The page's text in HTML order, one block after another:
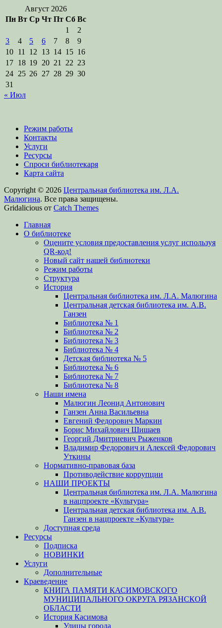
Август 2026
Пн Вт Ср Чт Пт Сб Вс
1
2
3
4 5 6 7 8
9
10 11 12 13 14 15 16
17 18 19 20 21 22 23
24 25 26 27 28 29 30
31
« Июл
Режим работы
Контакты
Услуги
Ресурсы
Спроси библиотекаря
Карта сайта
Copyright © 2026 Центральная библиотека им. Л.А.
Малюгина. Все права защищены.
Gridalicious от Catch Themes
вверх
Главная
О библиотеке
Оцените условия предоставления услуг используя
QR-код!
Новый сайт нашей библиотеки
Режим работы
Структура
История
Центральная библиотека им. Л.А. Малюгина
Центральная детская библиотека им. А.В.
Ганзен
Библиотека № 1
Библиотека № 2
Библиотека № 3
Библиотека № 4
Детская библиотека № 5
Библиотека № 6
Библиотека № 7
Библиотека № 8
Наши имена
Малюгин Леонид Антонович
Ганзен Анна Васильевна
Евгений Федорович Маркин
Борис Михайлович Шишаев
Георгий Дмитриевич Рыженков
Владимир Федорович и Алексей Федорович
Уткины
Нормативно-правовая база
Противодействие коррупции
НАШИ ПРОЕКТЫ
Центральная библиотека им. Л.А. Малюгина
в нацпроекте «Культура»
Центральная детская библиотека им. А.В.
Ганзен в нацпроекте «Культура»
Доступная среда
Ресурсы
Подписка
НОВИНКИ
Услуги
Дополнительные
Краеведение
КНИГА ПАМЯТИ КАСИМОВСКОГО
МУНИЦИПАЛЬНОГО ОКРУГА РЯЗАНСКОЙ
ОБЛАСТИ
История Касимова
Улицы города